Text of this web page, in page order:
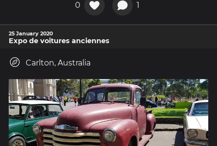
0 1
25 January 2020
Expo de voitures anciennes
Carlton, Australia